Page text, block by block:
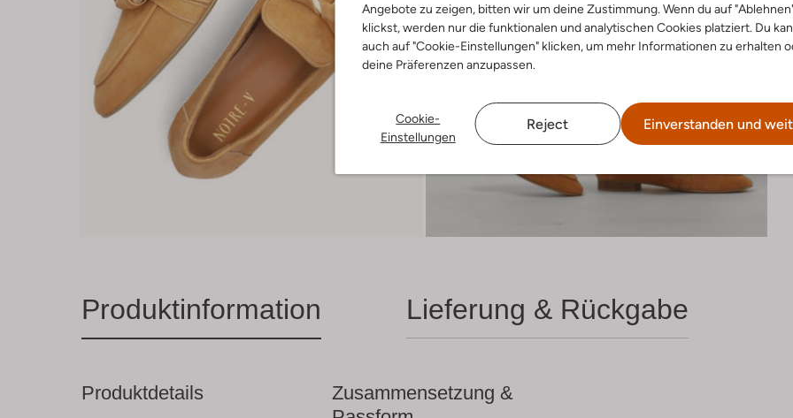
Angebote zu zeigen, bitten wir um deine Zustimmung. Wenn du auf
klickst, werden nur die funktionalen und analytischen Cookies platziert. Du
auch auf "Cookie-Einstellungen" klicken, um mehr Informationen zu erhalten
deine Präferenzen anzupassen.
Cookie-
Einstellungen
Reject Einverstanden und
Produktinformation Lieferung & Rückgabe
Produktdetails
Zusammensetzung &